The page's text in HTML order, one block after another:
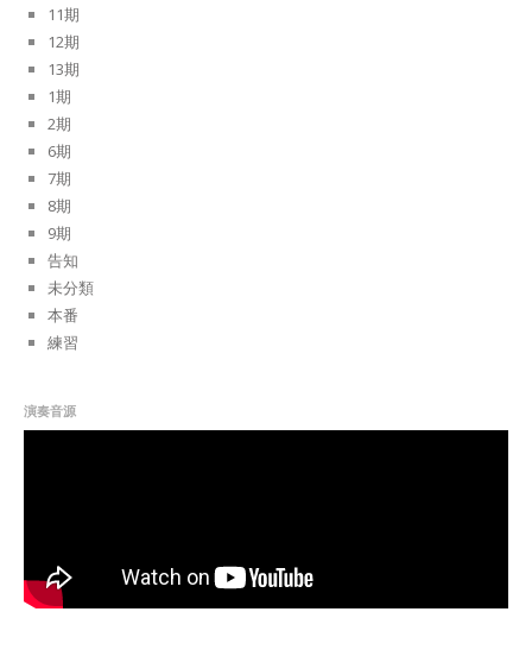
11期
12期
13期
1期
2期
6期
7期
8期
9期
告知
未分類
本番
練習
演奏音源